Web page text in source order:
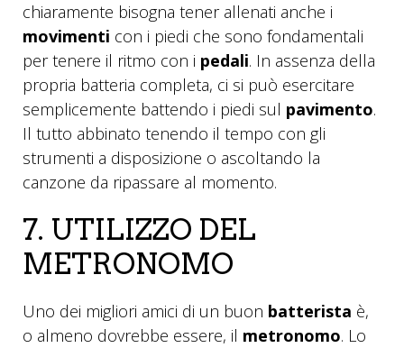
chiaramente bisogna tener allenati anche i
movimenti con i piedi che sono fondamentali
per tenere il ritmo con i pedali. In assenza della
propria batteria completa, ci si può esercitare
semplicemente battendo i piedi sul pavimento.
Il tutto abbinato tenendo il tempo con gli
strumenti a disposizione o ascoltando la
canzone da ripassare al momento.
7. UTILIZZO DEL
METRONOMO
Uno dei migliori amici di un buon batterista è,
o almeno dovrebbe essere, il metronomo. Lo